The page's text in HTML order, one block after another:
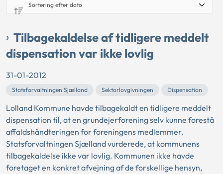
Tilbagekaldelse af tidligere meddelt
dispensation var ikke lovlig
31-01-2012
Statsforvaltningen Sjælland Sektorlovgivningen Dispensation
Lolland Kommune havde tilbagekaldt en tidligere meddelt
dispensation til, at en grundejerforening selv kunne forestå
affaldshåndteringen for foreningens medlemmer.
Statsforvaltningen Sjælland vurderede, at kommunens
tilbagekaldelse ikke var lovlig. Kommunen ikke havde
foretaget en konkret afvejning af de forskellige hensyn,